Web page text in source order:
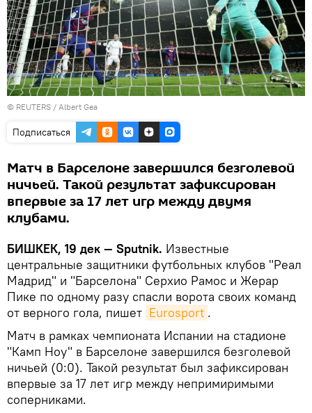
© REUTERS / Albert Gea
Подписаться
Матч в Барселоне завершился безголевой
ничьей. Такой результат зафиксирован
впервые за 17 лет игр между двумя
клубами.
БИШКЕК, 19 дек — Sputnik. Известные
центральные защитники футбольных клубов "Реал
Мадрид" и "Барселона" Серхио Рамос и Жерар
Пике по одному разу спасли ворота своих команд
от верного гола, пишет Eurosport .
Матч в рамках чемпионата Испании на стадионе
"Камп Ноу" в Барселоне завершился безголевой
ничьей (0:0). Такой результат был зафиксирован
впервые за 17 лет игр между непримиримыми
соперниками.